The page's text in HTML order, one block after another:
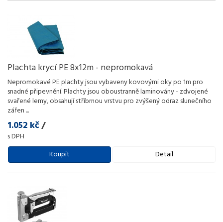
Plachta krycí PE 8x12m - nepromokavá
Nepromokavé PE plachty jsou vybaveny kovovými oky po 1m pro
snadné připevnění. Plachty jsou oboustranně laminovány - zdvojené
svařené lemy, obsahují stříbrnou vrstvu pro zvýšený odraz slunečního
zářen ...
1.052 kč/
s DPH
Koupit
Detail